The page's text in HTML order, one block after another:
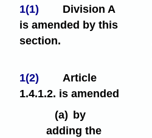
1(1)
Division A
is amended by this
section.
1(2)
Article
1.4.1.2. is amended
(a) by
adding the